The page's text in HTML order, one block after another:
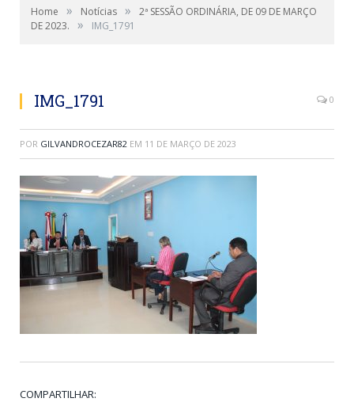
Home » Notícias »
2ª SESSÃO ORDINÁRIA, DE 09 DE MARÇO
DE 2023.
» IMG_1791
IMG_1791 0
POR GILVANDROCEZAR82 EM 11 DE MARÇO DE 2023
COMPARTILHAR: